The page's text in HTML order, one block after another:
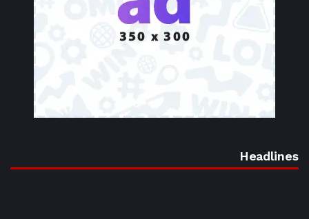
Headlines